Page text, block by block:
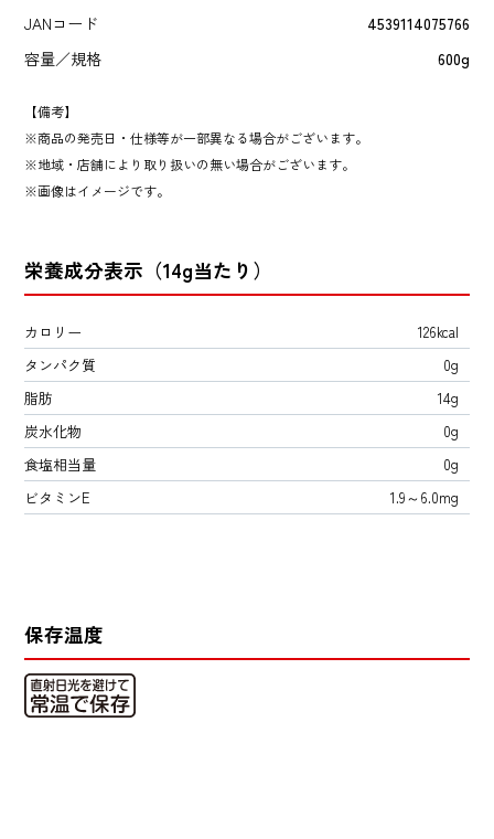
JANコード
4539114075766
容量／規格
600g
【備考】
商品の発売日・仕様等が一部異なる場合がございます。
地域・店舗により取り扱いの無い場合がございます。
画像はイメージです。
栄養成分表示（14g当たり）
カロリー
126kcal
タンパク質
0g
脂肪
14g
炭水化物
0g
食塩相当量
0g
ビタミンE
1.9～6.0mg
保存温度